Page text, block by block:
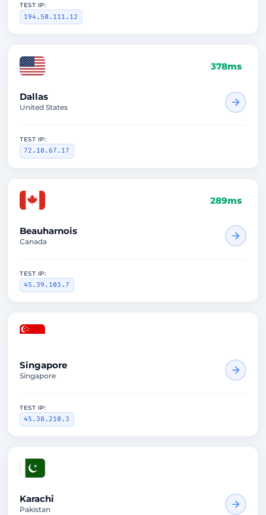
TEST IP:
194.50.111.12
146ms
Dallas
United States
TEST IP:
72.18.67.17
289ms
Beauharnois
Canada
TEST IP:
45.39.103.7
Singapore
Singapore
TEST IP:
45.38.210.3
Karachi
Pakistan